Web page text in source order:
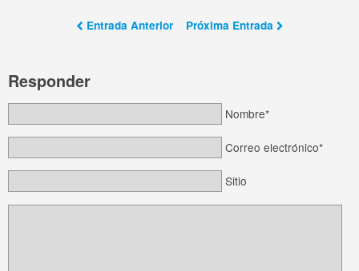
Entrada Anterior Próxima Entrada
Responder
Nombre*
Correo electrónico*
Sitio